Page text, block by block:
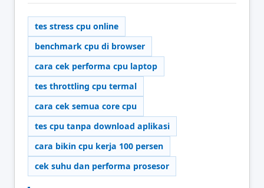
tes stress cpu online
benchmark cpu di browser
cara cek performa cpu laptop
tes throttling cpu termal
cara cek semua core cpu
tes cpu tanpa download aplikasi
cara bikin cpu kerja 100 persen
cek suhu dan performa prosesor